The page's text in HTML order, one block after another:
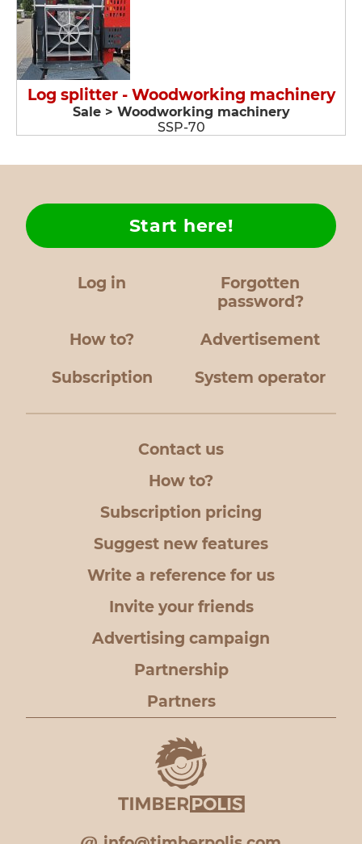
Log splitter - Woodworking machinery
Sale > Woodworking machinery
SSP-70
Log in
Forgotten
password?
How to?
Start here!
Advertisement
Subscription System operator
Contact us
How to?
Subscription pricing
Suggest new features
Write a reference for us
Invite your friends
Advertising campaign
Partnership
Partners